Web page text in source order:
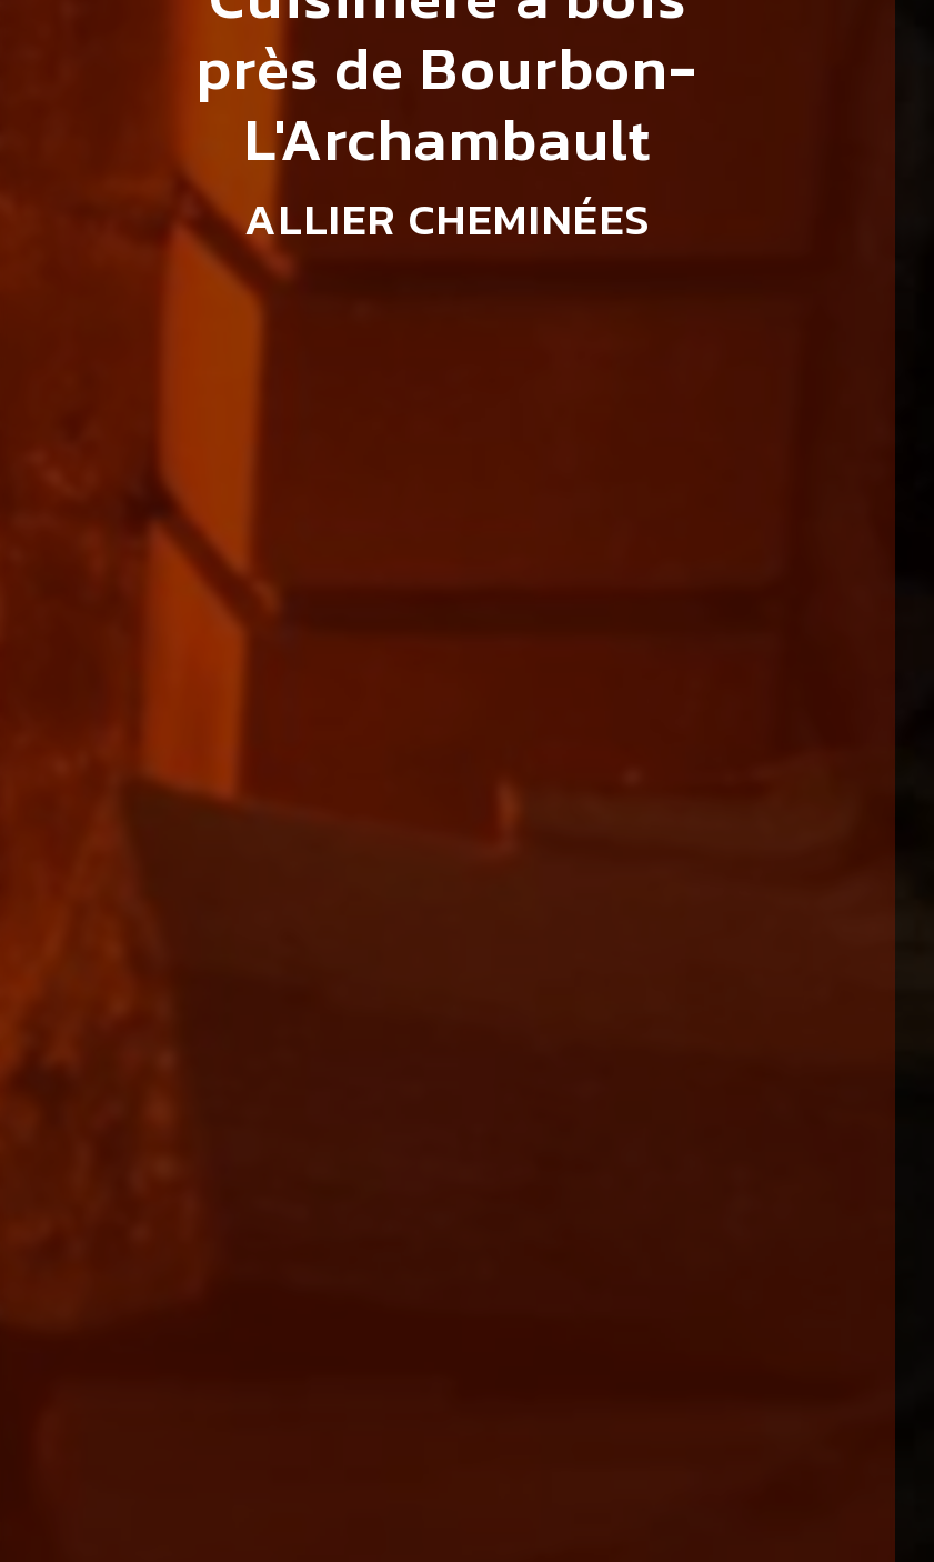
près de Bourbon-
L'Archambault
ALLIER CHEMINÉES